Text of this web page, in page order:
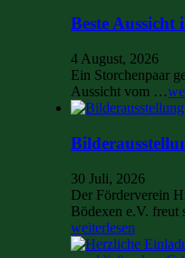
Beste Aussicht
4 August, 2026
Ein Storchenpaar
Aussicht vom …
30 Juli, 2026
Der Förderverein
Bödexen e.V. freut
weiterlesen